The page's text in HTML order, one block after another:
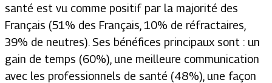
santé est vu comme positif par la majorité des
Français (51% des Français, 10% de réfractaires,
39% de neutres). Ses bénéfices principaux sont : un
gain de temps (60%), une meilleure communication
avec les professionnels de santé (48%), une façon